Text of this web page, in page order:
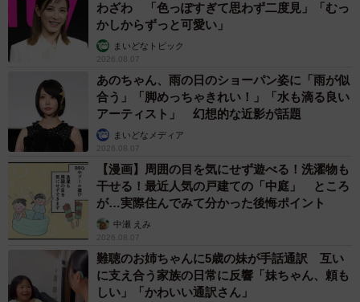
わざわ 「色っぽすぎて思わず二度見」「むっ
かしからずっと可愛い」
まいどなトピック
2026.08.07
あのちゃん、雨の日のショーパン姿に「雨が似
合う」「脚めっちゃきれい！」「水も滴る良い
アーティスト」 幻想的な近影が話題
まいどなメディア
2026.08.07
【漫画】周囲の目を気にせず遊べる！洗濯物も
干せる！最近人気の戸建ての「中庭」 ところ
が…実際住んでみて分かった後悔ポイント
中瀬 えみ
2026.08.07
難聴のお姉ちゃんに5歳の妹が手話通訳 互い
に支え合う家族の日常に反響「妹ちゃん、頼も
しい」「かわいい通訳さん」